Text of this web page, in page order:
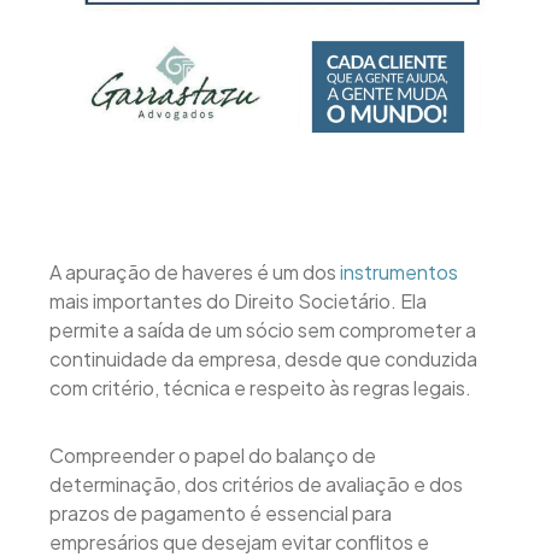
A apuração de haveres é um dosinstrumentos
mais importantes do Direito Societário. Ela
permite a saída de um sócio sem comprometer a
continuidade da empresa, desde que conduzida
com critério, técnica e respeito às regras legais.
Compreender o papel do balanço de
determinação, dos critérios de avaliação e dos
prazos de pagamento é essencial para
empresários que desejam evitar conflitos e